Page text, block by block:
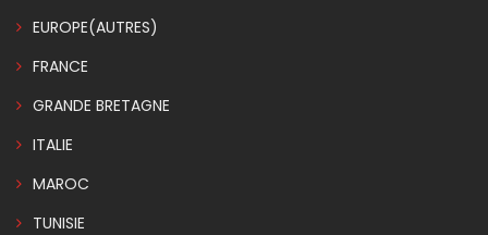
EUROPE(AUTRES)
FRANCE
GRANDE BRETAGNE
ITALIE
MAROC
TUNISIE